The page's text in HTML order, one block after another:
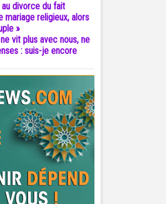
au divorce du fait
mariage religieux, alors
»
vit plus avec nous, ne
: suis-je encore